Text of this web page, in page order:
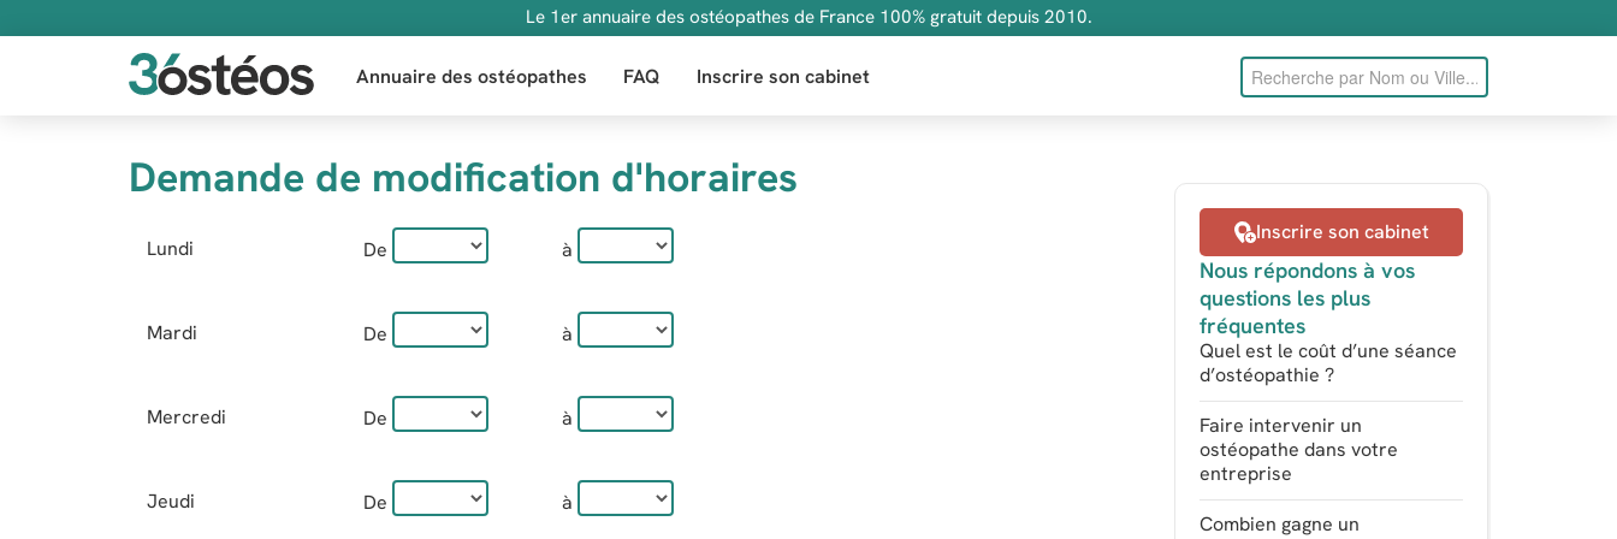
Le 1er annuaire des ostéopathes de France 100% gratuit depuis 2010.
Annuaire des ostéopathes FAQ Inscrire son cabinet
Demande de modification d'horaires
Lundi De à
Mardi De à
Mercredi De à
Jeudi De à
Inscrire son cabinet
Nous répondons à vos
questions les plus
fréquentes
Quel est le coût d’une séance
d’ostéopathie ?
Faire intervenir un
ostéopathe dans votre
entreprise
Combien gagne un